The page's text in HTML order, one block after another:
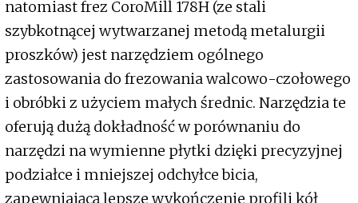
natomiast frez CoroMill 178H (ze stali
szybkotnącej wytwarzanej metodą metalurgii
proszków) jest narzędziem ogólnego
zastosowania do frezowania walcowo-czołowego
i obróbki z użyciem małych średnic. Narzędzia te
oferują dużą dokładność w porównaniu do
narzędzi na wymienne płytki dzięki precyzyjnej
podziałce i mniejszej odchyłce bicia,
zapewniającą lepsze wykończenie profili kół